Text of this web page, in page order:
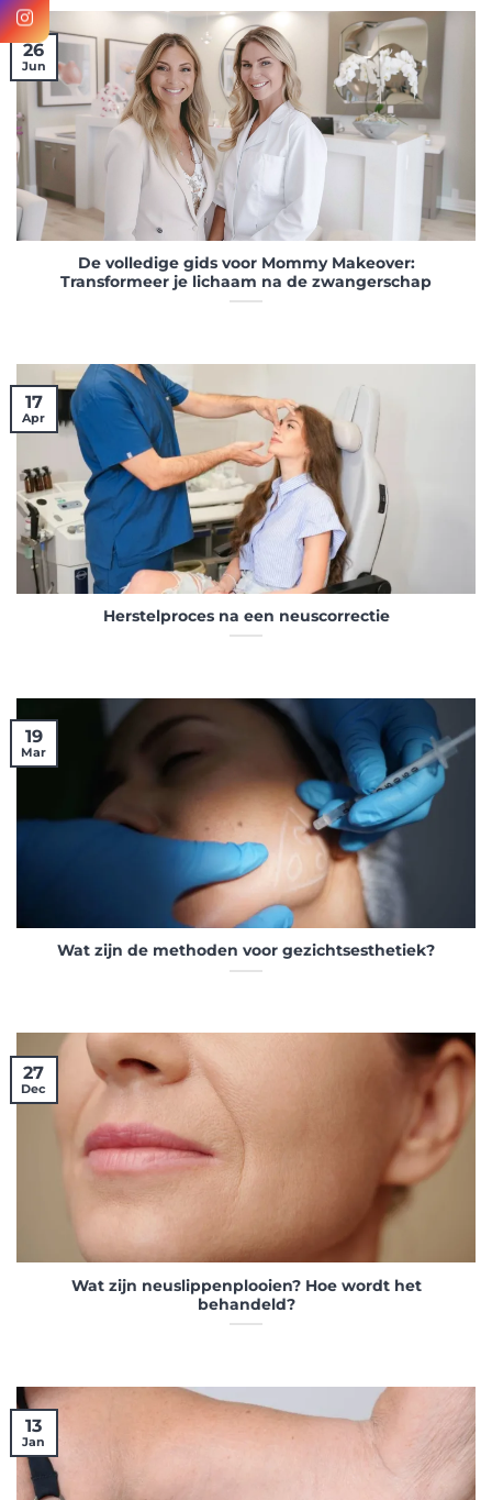
De volledige gids voor Mommy Makeover:
Transformeer je lichaam na de zwangerschap
26
Jun
Herstelproces na een neuscorrectie
17
Apr
Wat zijn de methoden voor gezichtsesthetiek?
19
Mar
Wat zijn neuslippenplooien? Hoe wordt het
behandeld?
27
Dec
13
Jan